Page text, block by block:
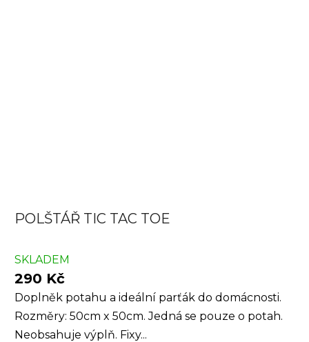
POLŠTÁŘ TIC TAC TOE
SKLADEM
290 Kč
Doplněk potahu a ideální parťák do domácnosti.
Rozměry: 50cm x 50cm. Jedná se pouze o potah.
Neobsahuje výplň. Fixy...